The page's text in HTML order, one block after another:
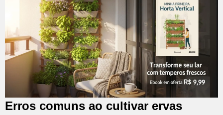
Erros comuns ao cultivar ervas